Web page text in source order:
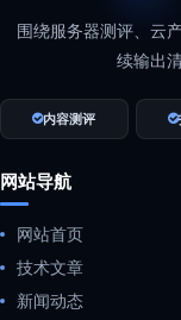
围绕服务器测评、云
续输出
内容测评
网站导航
网站首页
技术文章
新闻动态